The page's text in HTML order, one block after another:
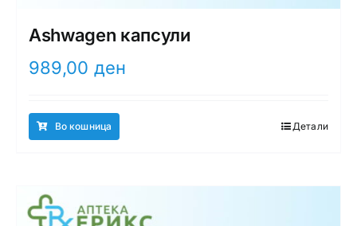
Ashwagen капсули
989,00 ден
Во кошница Детали